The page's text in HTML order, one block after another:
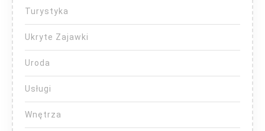
Turystyka
Ukryte Zajawki
Uroda
Usługi
Wnętrza